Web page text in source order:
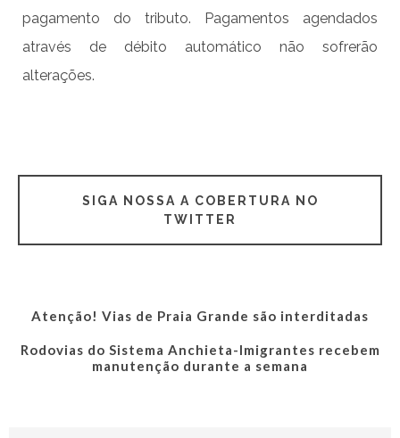
pagamento do tributo. Pagamentos agendados
através de débito automático não sofrerão
alterações.
SIGA NOSSA A COBERTURA NO
TWITTER
Atenção! Vias de Praia Grande são interditadas
Rodovias do Sistema Anchieta-Imigrantes recebem
manutenção durante a semana